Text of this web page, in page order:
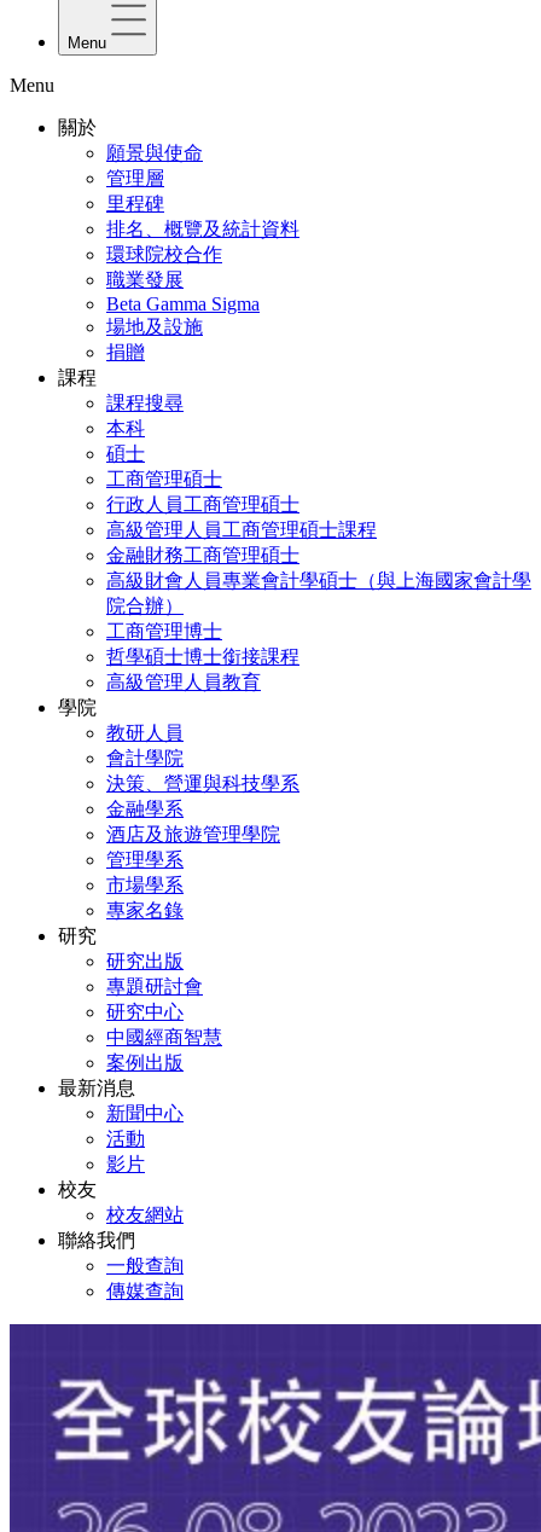
Menu
Menu
關於
願景與使命
管理層
里程碑
排名、概覽及統計資料
環球院校合作
職業發展
Beta Gamma Sigma
場地及設施
捐贈
課程
課程搜尋
本科
碩士
工商管理碩士
行政人員工商管理碩士
高級管理人員工商管理碩士課程
金融財務工商管理碩士
高級財會人員專業會計學碩士（與上海國家會計學
院合辦）
工商管理博士
哲學碩士博士銜接課程
高級管理人員教育
學院
教研人員
會計學院
決策、營運與科技學系
金融學系
酒店及旅遊管理學院
管理學系
市場學系
專家名錄
研究
研究出版
專題研討會
研究中心
中國經商智慧
案例出版
最新消息
新聞中心
活動
影片
校友
校友網站
聯絡我們
一般查詢
傳媒查詢